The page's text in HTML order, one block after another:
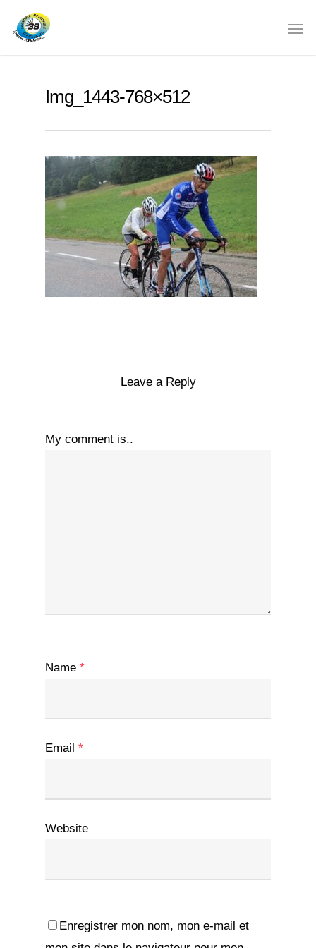
Img_1443-768×512
Leave a Reply
My comment is..
Name *
Email *
Website
Enregistrer mon nom, mon e-mail et